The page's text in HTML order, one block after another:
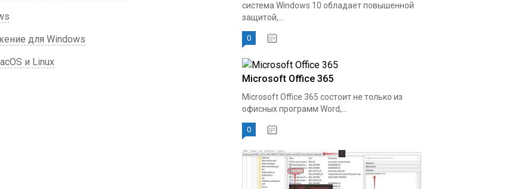
для Windows
и Linux
система Windows 10 обладает повышенной
защитой,...
0
Microsoft Office 365
Microsoft Office 365 состоит не только из
офисных программ Word,...
0